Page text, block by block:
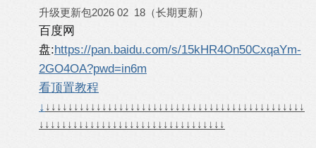
升级更新包2026 02 18（长期更新）
百度网
盘:https://pan.baidu.com/s/15kHR4On50CxqaYm-
2GO4OA?pwd=in6m
看顶置教程
↓ ↓ ↓ ↓ ↓ ↓ ↓ ↓ ↓ ↓ ↓ ↓ ↓ ↓ ↓ ↓ ↓ ↓ ↓ ↓ ↓ ↓ ↓ ↓ ↓ ↓ ↓ ↓ ↓ ↓ ↓ ↓ ↓ ↓ ↓ ↓ ↓ ↓ ↓ ↓ ↓ ↓ ↓ ↓ ↓ ↓ ↓
↓ ↓ ↓ ↓ ↓ ↓ ↓ ↓ ↓ ↓ ↓ ↓ ↓ ↓ ↓ ↓ ↓ ↓ ↓ ↓ ↓ ↓ ↓ ↓ ↓ ↓ ↓ ↓ ↓ ↓ ↓ ↓ ↓